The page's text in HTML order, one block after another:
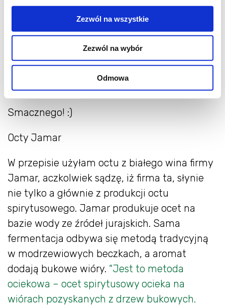
Zezwól na wszystkie
Zezwól na wybór
Odmowa
ulubione zioła.
5. Przygotować marynatę. Ja zrobiłam 90%
procent oliwy, a 10% octu z białego wina.
Zalać słoik.
et voila:)
Smacznego! :)
Octy Jamar
W przepisie użyłam octu z białego wina firmy
Jamar, aczkolwiek sądzę, iż firma ta, słynie
nie tylko a głównie z produkcji octu
spirytusowego. Jamar produkuje ocet na
bazie wody ze źródeł jurajskich. Sama
fermentacja odbywa się metodą tradycyjną
w modrzewiowych beczkach, a aromat
dodają bukowe wióry. “Jest to metoda
ociekowa – ocet spirytusowy ocieka na
wiórach pozyskanych z drzew bukowych.